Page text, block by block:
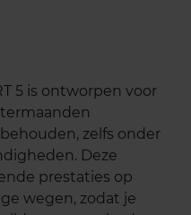
5 is ontworpen voor
zelfs onder
Deze
prestaties op
wegen, zodat je